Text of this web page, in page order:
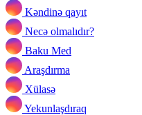
Kəndinə qayıt
Necə olmalıdır?
Baku Med
Araşdırma
Xülasə
Yekunlaşdıraq